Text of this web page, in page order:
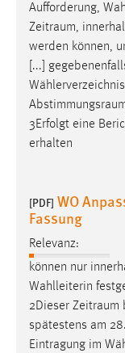
Aufforderung,
Zeitraum,
werden können,
[...]
3Erfolgt eine
erhalten
[PDF] WO
Fassung
Relevanz:
können nur
Wahlleiterin
2Dieser Zeitraum
spätestens am
Eintragung im